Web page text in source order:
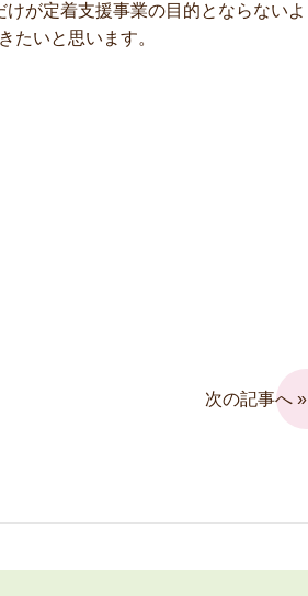
が定着支援事業の目的とならないよ
たいと思います。
次の記事へ »